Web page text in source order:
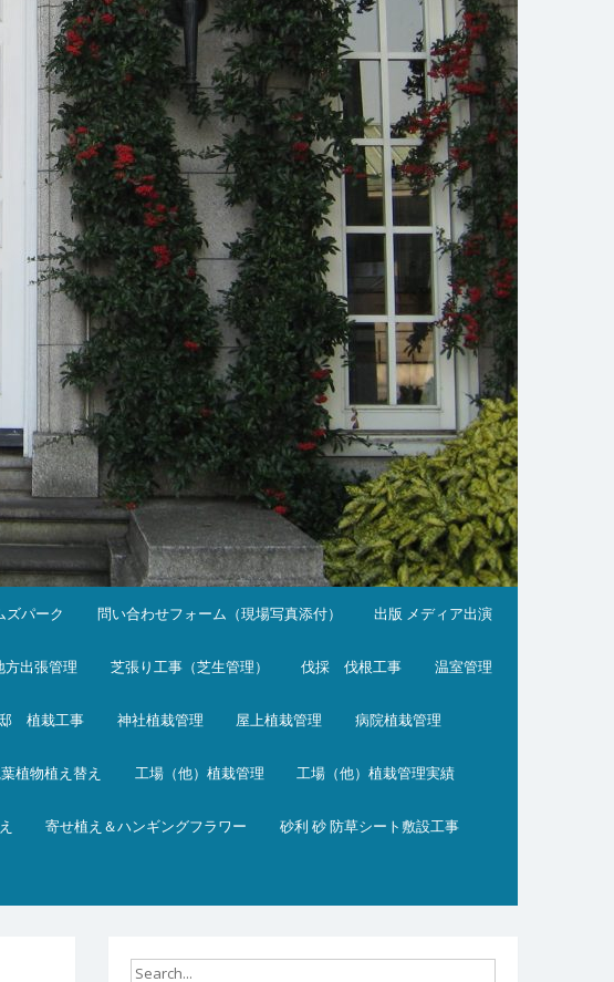
ズパーク 問い合わせフォーム（現場写真添付） 出版 メディア出演
方出張管理 芝張り工事（芝生管理） 伐採 伐根工事 温室管理
植栽工事 神社植栽管理 屋上植栽管理 病院植栽管理
植物植え替え 工場（他）植栽管理 工場（他）植栽管理実績
寄せ植え＆ハンギングフラワー 砂利 砂 防草シート敷設工事